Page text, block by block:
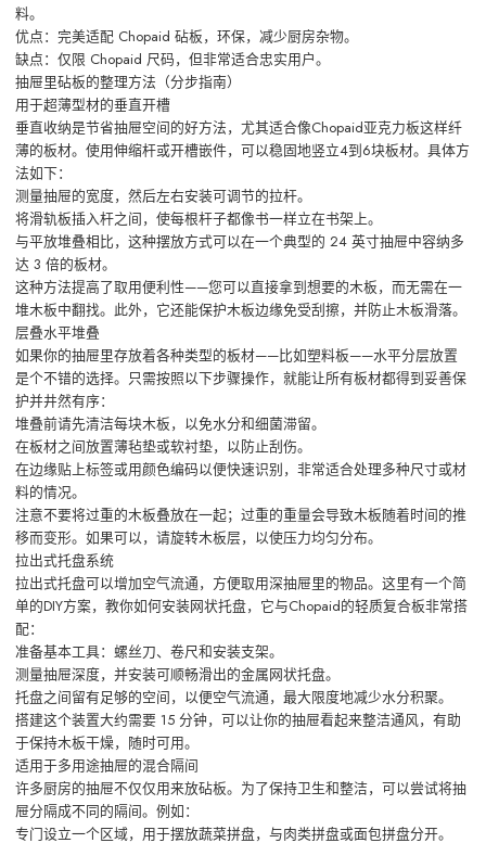
料。
优点：完美适配 Chopaid 砧板，环保，减少厨房杂物。
缺点：仅限 Chopaid 尺码，但非常适合忠实用户。
抽屉里砧板的整理方法（分步指南）
用于超薄型材的垂直开槽
垂直收纳是节省抽屉空间的好方法，尤其适合像Chopaid亚克力板这样纤
薄的板材。使用伸缩杆或开槽嵌件，可以稳固地竖立4到6块板材。具体方
法如下：
测量抽屉的宽度，然后左右安装可调节的拉杆。
将滑轨板插入杆之间，使每根杆子都像书一样立在书架上。
与平放堆叠相比，这种摆放方式可以在一个典型的 24 英寸抽屉中容纳多
达 3 倍的板材。
这种方法提高了取用便利性——您可以直接拿到想要的木板，而无需在一
堆木板中翻找。此外，它还能保护木板边缘免受刮擦，并防止木板滑落。
层叠水平堆叠
如果你的抽屉里存放着各种类型的板材——比如塑料板——水平分层放置
是个不错的选择。只需按照以下步骤操作，就能让所有板材都得到妥善保
护并井然有序：
堆叠前请先清洁每块木板，以免水分和细菌滞留。
在板材之间放置薄毡垫或软衬垫，以防止刮伤。
在边缘贴上标签或用颜色编码以便快速识别，非常适合处理多种尺寸或材
料的情况。
注意不要将过重的木板叠放在一起；过重的重量会导致木板随着时间的推
移而变形。如果可以，请旋转木板层，以使压力均匀分布。
拉出式托盘系统
拉出式托盘可以增加空气流通，方便取用深抽屉里的物品。这里有一个简
单的DIY方案，教你如何安装网状托盘，它与Chopaid的轻质复合板非常搭
配：
准备基本工具：螺丝刀、卷尺和安装支架。
测量抽屉深度，并安装可顺畅滑出的金属网状托盘。
托盘之间留有足够的空间，以便空气流通，最大限度地减少水分积聚。
搭建这个装置大约需要 15 分钟，可以让你的抽屉看起来整洁通风，有助
于保持木板干燥，随时可用。
适用于多用途抽屉的混合隔间
许多厨房的抽屉不仅仅用来放砧板。为了保持卫生和整洁，可以尝试将抽
屉分隔成不同的隔间。例如：
专门设立一个区域，用于摆放蔬菜拼盘，与肉类拼盘或面包拼盘分开。